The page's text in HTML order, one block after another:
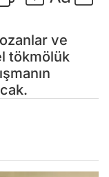
ve
tökmölük